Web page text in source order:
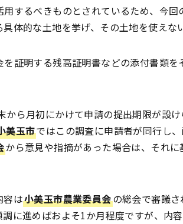
するべきものとされているため、今
体的な土地を挙げ、その土地を使えな
証明する残高証明書などの添付書類を
から月初にかけて申請の提出期限が設
美玉市ではこの調査に申請者が同行し
から意見や指摘があった場合は、それ
容は小美玉市農業委員会の総会で審議
に進めばおよそ1か月程度ですが、内